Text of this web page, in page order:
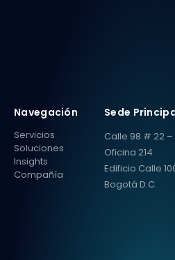
Navegación
Servicios
Soluciones
Insights
Compañía
Sede
Calle 98 # 22 –
Oficina 214
Edificio Calle
Bogotá D.C.